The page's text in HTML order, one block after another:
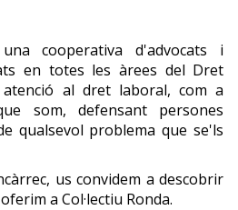
cooperativa d'advocats i
en totes les àrees del Dret
al dret laboral, com a
som, defensant persones
qualsevol problema que se'ls
us convidem a descobrir
a Col·lectiu Ronda.